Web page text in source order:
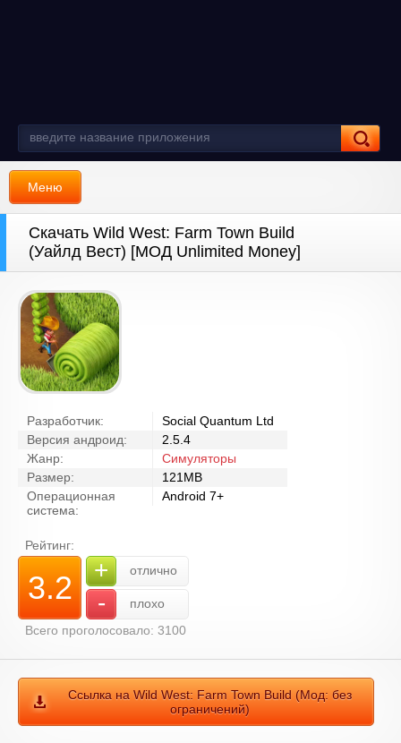
Меню
Скачать Wild West: Farm Town Build
(Уайлд Вест) [МОД Unlimited Money]
Разработчик:
Social Quantum Ltd
Версия андроид:
2.5.4
Жанр:
Симуляторы
Размер:
121MB
Операционная
система:
Android 7+
Рейтинг:
3.2 + отлично
-
плохо
Всего проголосовало: 3100
Ссылка на Wild West: Farm Town Build (Мод: без
ограничений)